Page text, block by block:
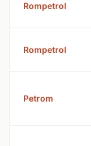
Rompetrol
Rompetrol
Petrom